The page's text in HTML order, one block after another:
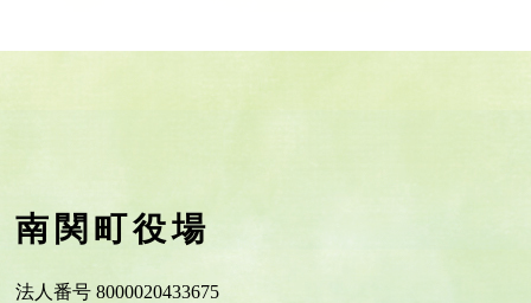
南関町役場
法人番号 8000020433675